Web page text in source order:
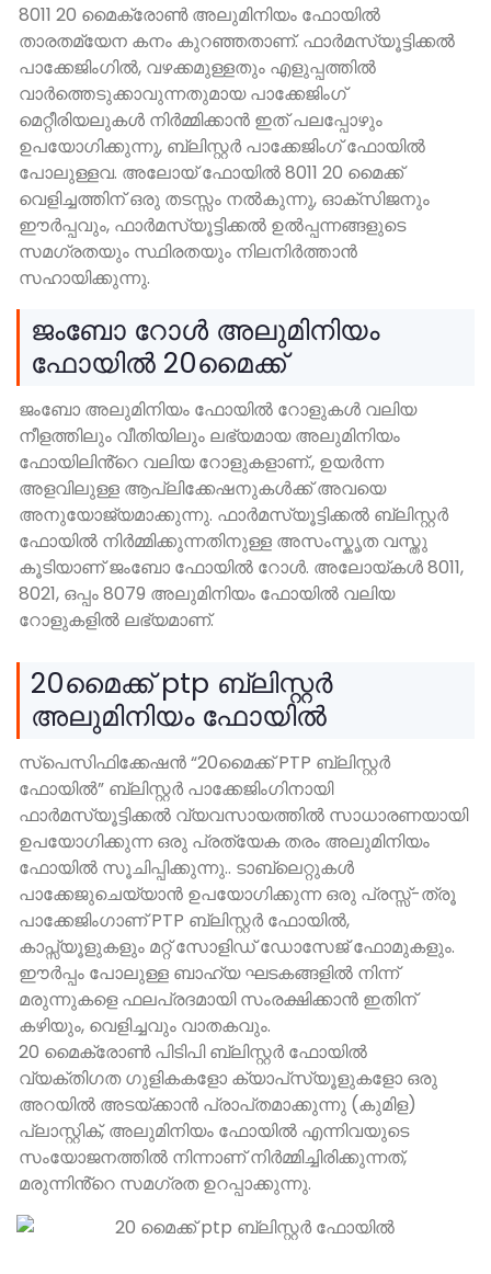
8011 20 മൈക്രോൺ അലുമിനിയം ഫോയിൽ
താരതമ്യേന കനം കുറഞ്ഞതാണ്. ഫാർമസ്യൂട്ടിക്കൽ
പാക്കേജിംഗിൽ, വഴക്കമുള്ളതും എളുപ്പത്തിൽ
വാർത്തെടുക്കാവുന്നതുമായ പാക്കേജിംഗ്
മെറ്റീരിയലുകൾ നിർമ്മിക്കാൻ ഇത് പലപ്പോഴും
ഉപയോഗിക്കുന്നു, ബ്ലിസ്റ്റർ പാക്കേജിംഗ് ഫോയിൽ
പോലുള്ളവ. അലോയ് ഫോയിൽ 8011 20 മൈക്ക്
വെളിച്ചത്തിന് ഒരു തടസ്സം നൽകുന്നു, ഓക്സിജനും
ഈർപ്പവും, ഫാർമസ്യൂട്ടിക്കൽ ഉൽപ്പന്നങ്ങളുടെ
സമഗ്രതയും സ്ഥിരതയും നിലനിർത്താൻ
സഹായിക്കുന്നു.
ജംബോ റോൾ അലുമിനിയം
ഫോയിൽ 20മൈക്ക്
ജംബോ അലുമിനിയം ഫോയിൽ റോളുകൾ വലിയ
നീളത്തിലും വീതിയിലും ലഭ്യമായ അലുമിനിയം
ഫോയിലിൻ്റെ വലിയ റോളുകളാണ്., ഉയർന്ന
അളവിലുള്ള ആപ്ലിക്കേഷനുകൾക്ക് അവയെ
അനുയോജ്യമാക്കുന്നു. ഫാർമസ്യൂട്ടിക്കൽ ബ്ലിസ്റ്റർ
ഫോയിൽ നിർമ്മിക്കുന്നതിനുള്ള അസംസ്കൃത വസ്തു
കൂടിയാണ് ജംബോ ഫോയിൽ റോൾ. അലോയ്കൾ 8011,
8021, ഒപ്പം 8079 അലുമിനിയം ഫോയിൽ വലിയ
റോളുകളിൽ ലഭ്യമാണ്.
20മൈക്ക് ptp ബ്ലിസ്റ്റർ
അലുമിനിയം ഫോയിൽ
സ്പെസിഫിക്കേഷൻ “20മൈക്ക് PTP ബ്ലിസ്റ്റർ
ഫോയിൽ” ബ്ലിസ്റ്റർ പാക്കേജിംഗിനായി
ഫാർമസ്യൂട്ടിക്കൽ വ്യവസായത്തിൽ സാധാരണയായി
ഉപയോഗിക്കുന്ന ഒരു പ്രത്യേക തരം അലുമിനിയം
ഫോയിൽ സൂചിപ്പിക്കുന്നു.. ടാബ്‌ലെറ്റുകൾ
പാക്കേജുചെയ്യാൻ ഉപയോഗിക്കുന്ന ഒരു പ്രസ്സ്-ത്രൂ
പാക്കേജിംഗാണ് PTP ബ്ലിസ്റ്റർ ഫോയിൽ,
കാപ്സ്യൂളുകളും മറ്റ് സോളിഡ് ഡോസേജ് ഫോമുകളും.
ഈർപ്പം പോലുള്ള ബാഹ്യ ഘടകങ്ങളിൽ നിന്ന്
മരുന്നുകളെ ഫലപ്രദമായി സംരക്ഷിക്കാൻ ഇതിന്
കഴിയും, വെളിച്ചവും വാതകവും.
20 മൈക്രോൺ പിടിപി ബ്ലിസ്റ്റർ ഫോയിൽ
വ്യക്തിഗത ഗുളികകളോ ക്യാപ്‌സ്യൂളുകളോ ഒരു
അറയിൽ അടയ്ക്കാൻ പ്രാപ്‌തമാക്കുന്നു (കുമിള)
പ്ലാസ്റ്റിക്, അലുമിനിയം ഫോയിൽ എന്നിവയുടെ
സംയോജനത്തിൽ നിന്നാണ് നിർമ്മിച്ചിരിക്കുന്നത്,
മരുന്നിൻ്റെ സമഗ്രത ഉറപ്പാക്കുന്നു.